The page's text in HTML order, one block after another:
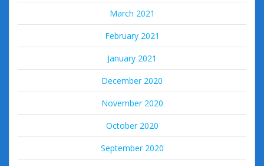
March 2021
February 2021
January 2021
December 2020
November 2020
October 2020
September 2020